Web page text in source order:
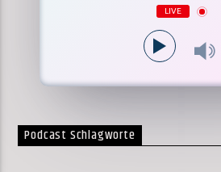
LIVE
Podcast Schlagworte